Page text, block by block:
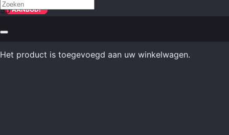
Het product is toegevoegd aan uw winkelwagen.
AANBOD!
AANBOD!
AANBOD!
AANBOD!
AANBOD!